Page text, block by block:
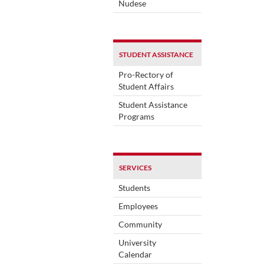
Nudese
STUDENT ASSISTANCE
Pro-Rectory of
Student Affairs
Student Assistance
Programs
SERVICES
Students
Employees
Community
University
Calendar